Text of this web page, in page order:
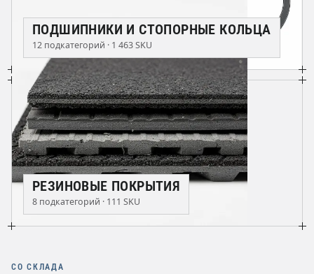
ПОДШИПНИКИ И СТОПОРНЫЕ КОЛЬЦА
12 подкатегорий · 1 463 SKU
РЕЗИНОВЫЕ ПОКРЫТИЯ
8 подкатегорий · 111 SKU
СО СКЛАДА